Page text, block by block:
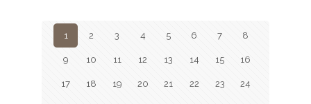
1 2 3 4 5 6 7 8
9 10 11 12 13 14 15 16
17 18 19 20 21 22 23 24